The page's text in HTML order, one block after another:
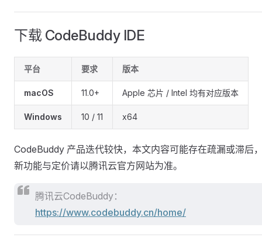
下载 CodeBuddy IDE
平台 要求 版本
macOS 11.0+ Apple 芯片 / Intel 均有对应版本
Windows 10 / 11 x64
CodeBuddy 产品迭代较快，本文内容可能存在疏漏或滞后
新功能与定价请以腾讯云官方网站为准。
腾讯云CodeBuddy：
https://www.codebuddy.cn/home/